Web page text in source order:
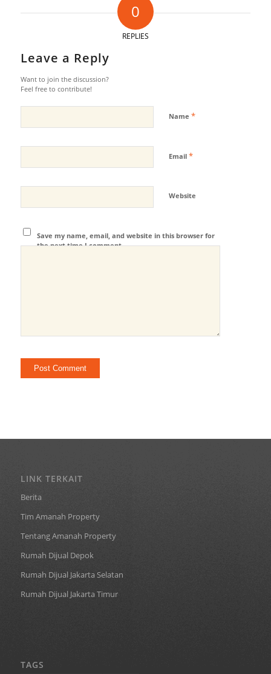
0
REPLIES
Leave a Reply
Want to join the discussion?
Feel free to contribute!
Name *
Email *
Website
Save my name, email, and website in this browser for
the next time I comment.
LINK TERKAIT
Berita
Tim Amanah Property
Tentang Amanah Property
Rumah Dijual Depok
Rumah Dijual Jakarta Selatan
Rumah Dijual Jakarta Timur
TAGS